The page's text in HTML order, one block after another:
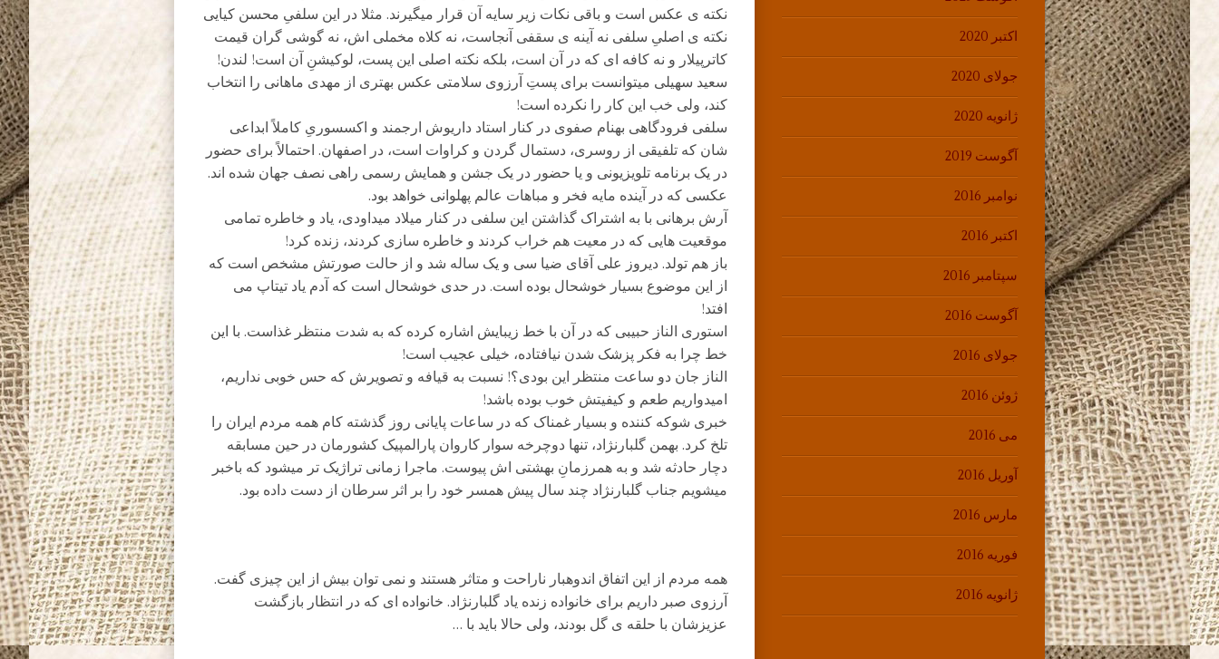
نکته ی عکس است و باقی نکات زیر سایه آن قرار میگیرند. مثلا در این سلفیِ محسن کیایی
نکته ی اصلیِ سلفی نه آینه ی سقفی آنجاست، نه کلاه مخملی اش، نه گوشی گران قیمت
کاترپیلار و نه کافه ای که در آن است، بلکه نکته اصلی این پست، لوکیشنِ آن است! لندن!
سعید سهیلی میتوانست برای پستِ آرزوی سلامتی عکس بهتری از مهدی ماهانی را انتخاب
کند، ولی خب این کار را نکرده است!
سلفی فرودگاهی بهنام صفوی در کنار استاد داریوش ارجمند و اکسسوریِ کاملاً ابداعی
شان که تلفیقی از روسری، دستمال گردن و کراوات است، در اصفهان. احتمالاً برای حضور
در یک برنامه تلویزیونی و یا حضور در یک جشن و همایش رسمی راهی نصف جهان شده اند.
عکسی که در آینده مایه فخر و مباهات عالم پهلوانی خواهد بود.
آرش برهانی با به اشتراک گذاشتن این سلفی در کنار میلاد میداودی، یاد و خاطره تمامی
موقعیت هایی که در معیت هم خراب کردند و خاطره سازی کردند، زنده کرد!
باز هم تولد. دیروز علی آقای ضیا سی و یک ساله شد و از حالت صورتش مشخص است که
از این موضوع بسیار خوشحال بوده است. در حدی خوشحال است که آدم یاد تیتاپ می
افتد!
استوری الناز حبیبی که در آن با خط زیبایش اشاره کرده که به شدت منتظر غذاست. با این
خط چرا به فکر پزشک شدن نیافتاده، خیلی عجیب است!
الناز جان دو ساعت منتظر این بودی؟! نسبت به قیافه و تصویرش که حس خوبی نداریم،
امیدواریم طعم و کیفیتش خوب بوده باشد!
خبری شوکه کننده و بسیار غمناک که در ساعات پایانی روز گذشته کام همه مردم ایران را
تلخ کرد. بهمن گلبارنژاد، تنها دوچرخه سوار کاروان پارالمپیک کشورمان در حین مسابقه
دچار حادثه شد و به همرزمانِ بهشتی اش پیوست. ماجرا زمانی تراژیک تر میشود که باخبر
میشویم جناب گلبارنژاد چند سال پیش همسر خود را بر اثر سرطان از دست داده بود.
همه مردم از این اتفاق اندوهبار ناراحت و متاثر هستند و نمی توان بیش از این چیزی گفت.
آرزوی صبر داریم برای خانواده زنده یاد گلبارنژاد. خانواده ای که در انتظار بازگشت
عزیزشان با حلقه ی گل بودند، ولی حالا باید با …
اکتبر 2020
جولای 2020
ژانویه 2020
آگوست 2019
نوامبر 2016
اکتبر 2016
سپتامبر 2016
آگوست 2016
جولای 2016
ژوئن 2016
می 2016
آوریل 2016
مارس 2016
فوریه 2016
ژانویه 2016